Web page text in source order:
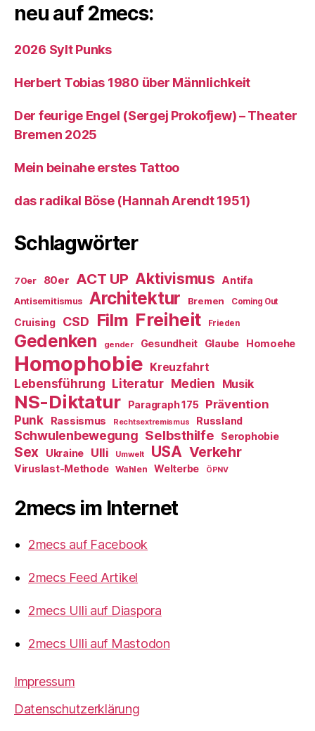
neu auf 2mecs:
2026 Sylt Punks
Herbert Tobias 1980 über Männlichkeit
Der feurige Engel (Sergej Prokofjew) – Theater
Bremen 2025
Mein beinahe erstes Tattoo
das radikal Böse (Hannah Arendt 1951)
Schlagwörter
70er 80er ACT UP Aktivismus Antifa
Antisemitismus Architektur Bremen Coming Out
Cruising CSD Film Freiheit Frieden
Gedenken gender Gesundheit Glaube Homoehe
Homophobie Kreuzfahrt
Lebensführung Literatur Medien Musik
NS-Diktatur Paragraph 175
Prävention
Punk
Rassismus Rechtsextremismus Russland
Schwulenbewegung Selbsthilfe Serophobie
Sex Ukraine Ulli Umwelt USA Verkehr
Viruslast-Methode Wahlen Welterbe ÖPNV
2mecs im Internet
2mecs auf Facebook
2mecs Feed Artikel
2mecs Ulli auf Diaspora
2mecs Ulli auf Mastodon
Impressum
Datenschutzerklärung